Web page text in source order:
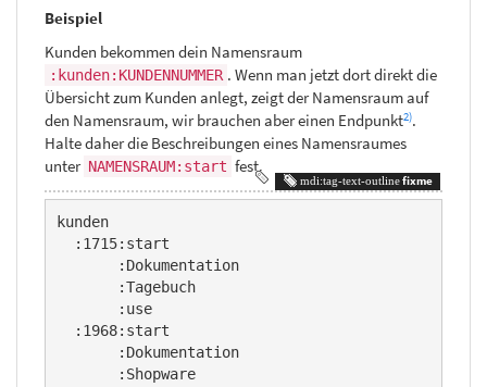
Beispiel
Kunden bekommen dein Namensraum
:kunden:KUNDENNUMMER . Wenn man jetzt dort direkt die
Übersicht zum Kunden anlegt, zeigt der Namensraum auf
den Namensraum, wir brauchen aber einen Endpunkt2).
Halte daher die Beschreibungen eines Namensraumes
unter NAMENSRAUM:start fest.
fixme
kunden